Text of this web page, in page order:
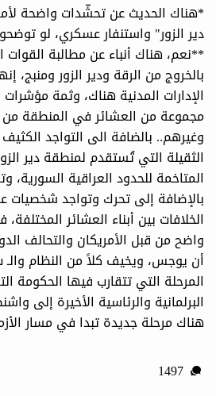
*هناك الحديث عن تحشّدات واضحة
دير الزور" واستنفار عسكري، لو
**نعم، هناك أنباء عن مطالبة
بالخروج من الرقة ودير الزور
الإدارات المدنية هناك، وثمة
مجموعة من العشائر في المنطقة من
وغيرهم.. بالضافة الى التواجد
الثقيلة التي تُستقدم لمنطقة دير
المتاخمة للحدود العراقية السورية،
بالإضافة إلى تحرك وتواجد شخصيات
الخلافات بين أبناء العشائر
واضح من قبل الأمريكان والتحالف
أن يوجس، ويخيف كلاً من النظام
المرحلة التي تتقارب فيها الحكومة
البرلمانية والرئاسية الأخيرة إلى
هناك مرحلة جديدة تبدا في مسار